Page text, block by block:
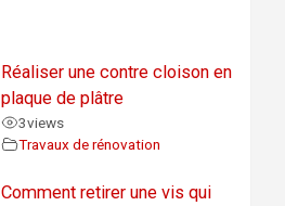
Réaliser une contre cloison en
plaque de plâtre
3views
Travaux de rénovation
Comment retirer une vis qui